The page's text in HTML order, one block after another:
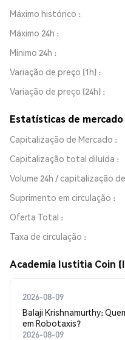
Máximo histórico
Máximo 24h
Mínimo 24h
Variação de preço (1h)
Variação de preço (24h)
Estatísticas de mercado
Capitalização de Mercado
Capitalização total diluída
Volume 24h / capitalização
Suprimento em circulação
Oferta Total
Taxa de circulação
Academia Iustitia Coin
2026-08-09
Balaji Krishnamurthy:
em Robotaxis?
2026-08-09